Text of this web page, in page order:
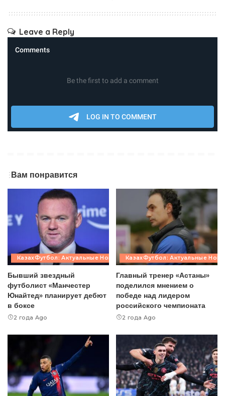
Leave a Reply
Вам понравится
КазахФутбол: Актуальные Новости
Бывший звездный
футболист «Манчестер
Юнайтед» планирует дебют
в боксе
2 года Ago
КазахФутбол: Актуальные
Главный тренер «Астаны»
поделился мнением о
победе над лидером
российского чемпионата
2 года Ago